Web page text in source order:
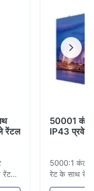
रेंटल
रेंटल
50001
IP43 प्रवेश
5000:1
रेट के साथ रेंटल
और इनडोर/